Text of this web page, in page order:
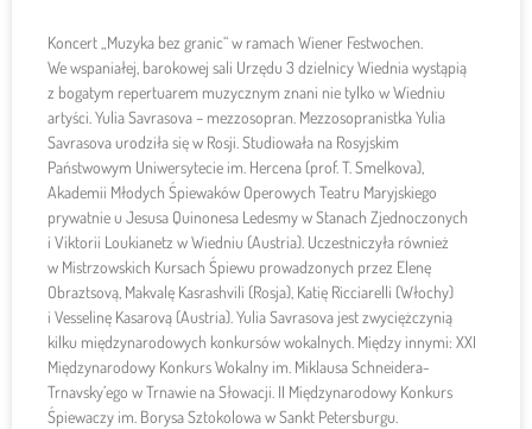
Koncert „Muzyka bez granic“ w ramach Wiener Festwochen.
We wspaniałej, barokowej sali Urzędu 3 dzielnicy Wiednia wystąpią
z bogatym repertuarem muzycznym znani nie tylko w Wiedniu
artyści. Yulia Savrasova – mezzosopran. Mezzosopranistka Yulia
Savrasova urodziła się w Rosji. Studiowała na Rosyjskim
Państwowym Uniwersytecie im. Hercena (prof. T. Smelkova),
Akademii Młodych Śpiewaków Operowych Teatru Maryjskiego
prywatnie u Jesusa Quinonesa Ledesmy w Stanach Zjednoczonych
i Viktorii Loukianetz w Wiedniu (Austria). Uczestniczyła również
w Mistrzowskich Kursach Śpiewu prowadzonych przez Elenę
Obraztsovą, Makvalę Kasrashvili (Rosja), Katię Ricciarelli (Włochy)
i Vesselinę Kasarovą (Austria). Yulia Savrasova jest zwyciężczynią
kilku międzynarodowych konkursów wokalnych. Między innymi: XXI
Międzynarodowy Konkurs Wokalny im. Miklausa Schneidera-
Trnavsky’ego w Trnawie na Słowacji. II Międzynarodowy Konkurs
Śpiewaczy im. Borysa Sztokolowa w Sankt Petersburgu.